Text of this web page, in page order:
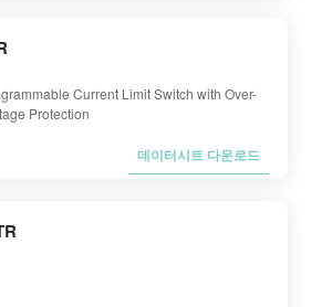
Current Limit Switch with Over-
Protection
데이터시트 다운로드